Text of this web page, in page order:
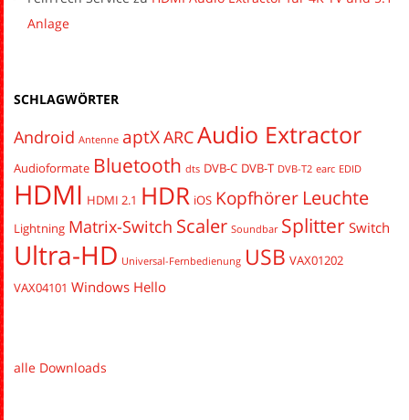
Anlage
SCHLAGWÖRTER
Android Antenne aptXARCAudio Extractor
Audioformate Bluetooth dts DVB-C DVB-T DVB-T2 earc EDID
HDMI HDMI 2.1 HDR iOS Kopfhörer Leuchte
Lightning Matrix-Switch Scaler Soundbar Splitter Switch
Ultra-HD Universal-Fernbedienung USB VAX01202
VAX04101 Windows Hello
alle Downloads